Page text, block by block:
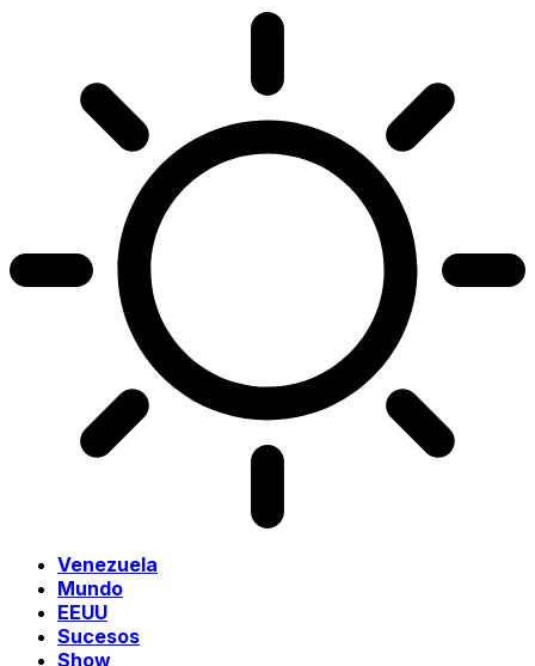
Venezuela
Mundo
EEUU
Sucesos
Show